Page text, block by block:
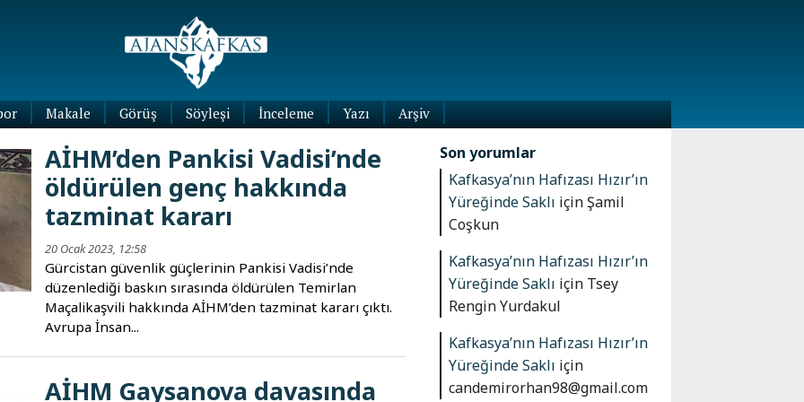
Makale Görüş Söyleşi İnceleme
Yazı
Yazıları
Blog
Arşiv
AİHM’den Pankisi Vadisi’nde
öldürülen genç hakkında
tazminat kararı
20 Ocak 2023, 12:58
Gürcistan güvenlik güçlerinin Pankisi Vadisi’nde
düzenlediği baskın sırasında öldürülen Temirlan
Maçalikaşvili hakkında AİHM’den tazminat kararı çıktı.
Avrupa İnsan...
AİHM Gaysanova davasında
Son yorumlar
Kafkasya’nın Hafızası Hızır’ın
Yüreğinde Saklı içinŞamil
Coşkun
Kafkasya’nın Hafızası Hızır’ın
Yüreğinde Saklı için Tsey
Rengin Yurdakul
Kafkasya’nın Hafızası Hızır’ın
Yüreğinde Saklı için
candemirorhan98@gmail.com